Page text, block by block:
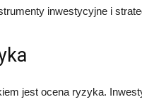
inwestycyjne i
jest ocena ryzyka.